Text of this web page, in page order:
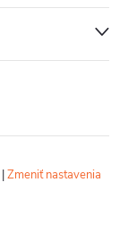
Zmeniť nastavenia